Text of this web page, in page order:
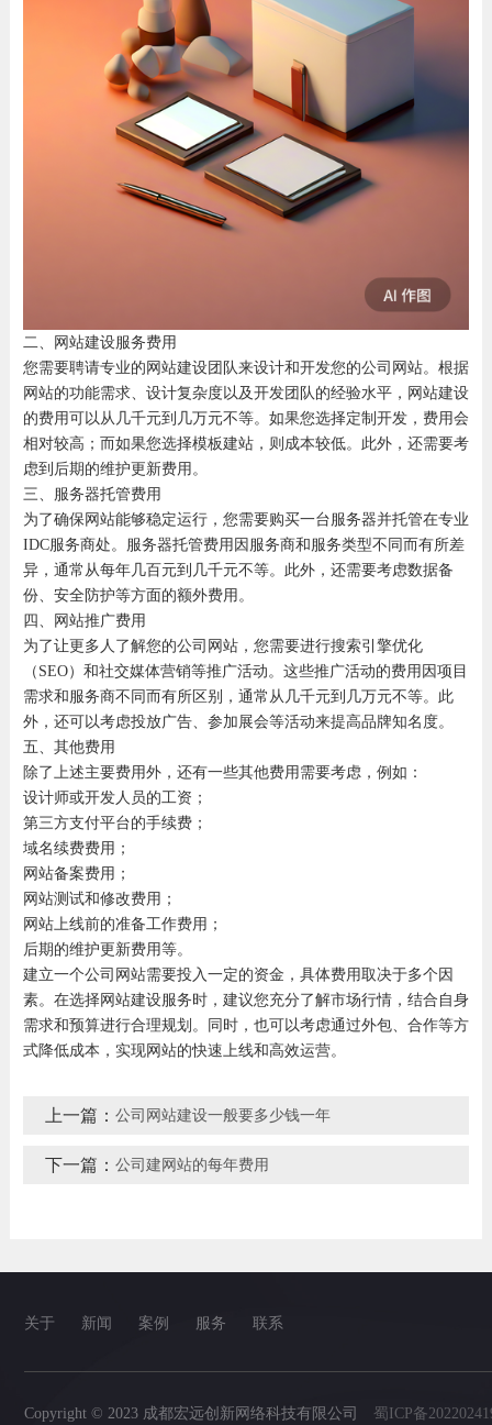
二、网站建设服务费用
您需要聘请专业的网站建设团队来设计和开发您的公司网站。根据
网站的功能需求、设计复杂度以及开发团队的经验水平，网站建设
的费用可以从几千元到几万元不等。如果您选择定制开发，费用会
相对较高；而如果您选择模板建站，则成本较低。此外，还需要考
虑到后期的维护更新费用。
三、服务器托管费用
为了确保网站能够稳定运行，您需要购买一台服务器并托管在专业
IDC服务商处。服务器托管费用因服务商和服务类型不同而有所差
异，通常从每年几百元到几千元不等。此外，还需要考虑数据备
份、安全防护等方面的额外费用。
四、网站推广费用
为了让更多人了解您的公司网站，您需要进行搜索引擎优化
（SEO）和社交媒体营销等推广活动。这些推广活动的费用因项目
需求和服务商不同而有所区别，通常从几千元到几万元不等。此
外，还可以考虑投放广告、参加展会等活动来提高品牌知名度。
五、其他费用
除了上述主要费用外，还有一些其他费用需要考虑，例如：
设计师或开发人员的工资；
第三方支付平台的手续费；
域名续费费用；
网站备案费用；
网站测试和修改费用；
网站上线前的准备工作费用；
后期的维护更新费用等。
建立一个公司网站需要投入一定的资金，具体费用取决于多个因
素。在选择网站建设服务时，建议您充分了解市场行情，结合自身
需求和预算进行合理规划。同时，也可以考虑通过外包、合作等方
式降低成本，实现网站的快速上线和高效运营。
上一篇： 公司网站建设一般要多少钱一年
下一篇： 公司建网站的每年费用
关于 新闻 案例 服务 联系
Copyright © 2023 成都宏远创新网络科技有限公司 蜀ICP备